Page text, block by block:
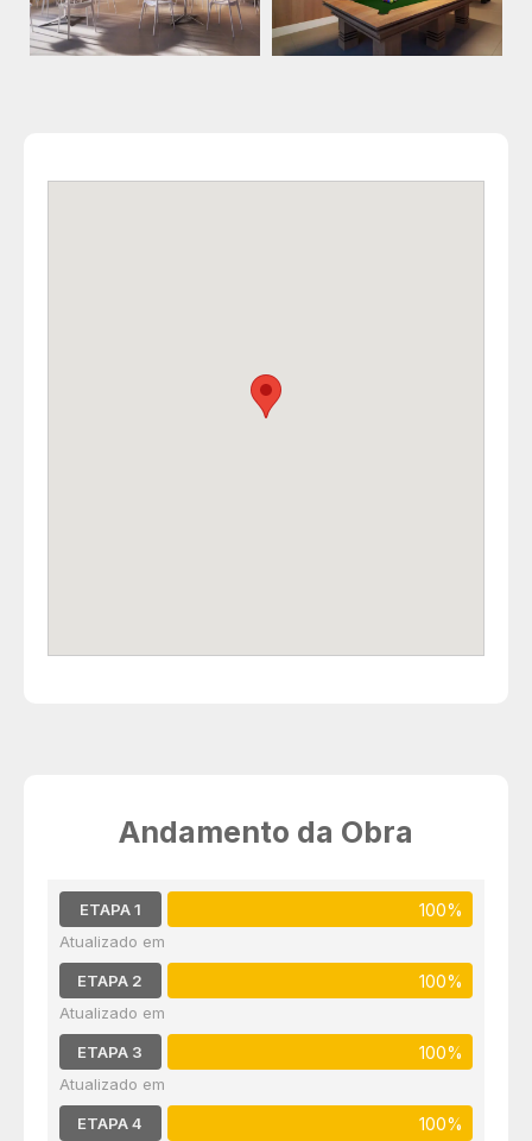
Andamento da Obra
ETAPA 1 100%
ETAPA 2 100%
ETAPA 3 100%
ETAPA 4 100%